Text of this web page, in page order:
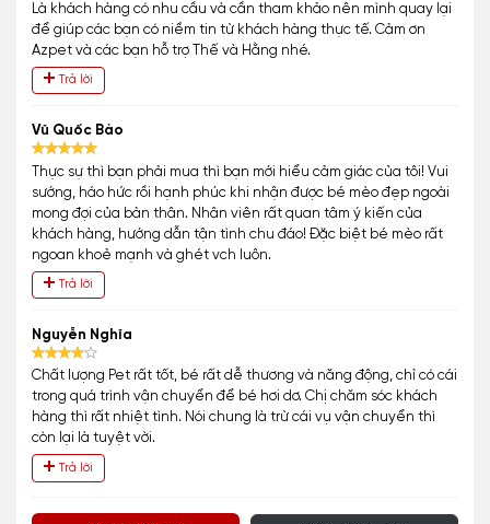
Là khách hàng có nhu cầu và cần tham khảo nên mình quay lại
để giúp các bạn có niềm tin từ khách hàng thực tế. Cảm ơn
Azpet và các bạn hỗ trợ Thế và Hằng nhé.
Trả lời
Vũ Quốc Bảo
Thực sự thì bạn phải mua thì bạn mới hiểu cảm giác của tôi! Vui
sướng, háo hức rồi hạnh phúc khi nhận được bé mèo đẹp ngoài
mong đợi của bản thân. Nhân viên rất quan tâm ý kiến của
khách hàng, hướng dẫn tận tình chu đáo! Đặc biệt bé mèo rất
ngoan khoẻ mạnh và ghét vch luôn.
Trả lời
Nguyễn Nghĩa
Chất lượng Pet rất tốt, bé rất dễ thương và năng động, chỉ có cái
trong quá trình vận chuyển để bé hơi dơ. Chị chăm sóc khách
hàng thì rất nhiệt tình. Nói chung là trừ cái vụ vận chuyển thì
còn lại là tuyệt vời.
Trả lời